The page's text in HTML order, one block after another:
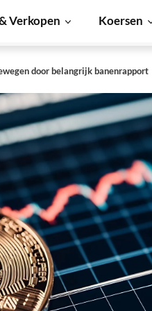
Verkopen Koersen
door belangrijk banenrapport